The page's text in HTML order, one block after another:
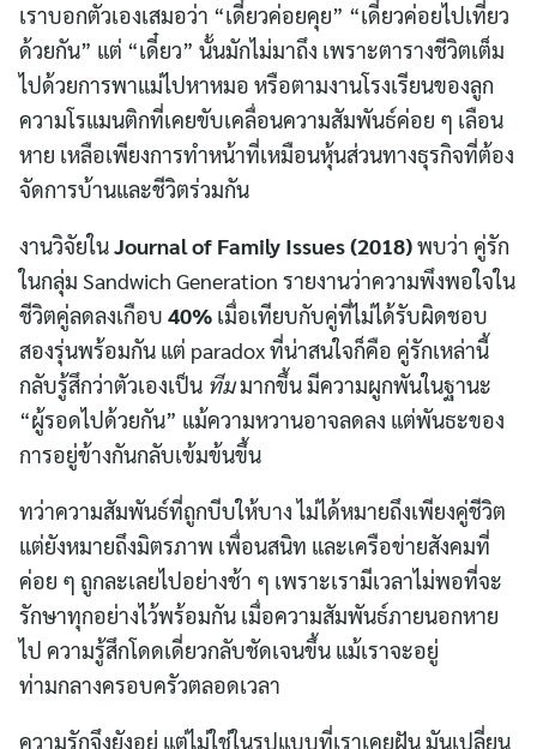
เราบอกตัวเองเสมอว่า “เดี๋ยวค่อยคุย” “เดี๋ยวค่อยไปเที่ยว
ด้วยกัน” แต่ “เดี๋ยว” นั้นมักไม่มาถึง เพราะตารางชีวิตเต็ม
ไปด้วยการพาแม่ไปหาหมอ หรือตามงานโรงเรียนของลูก
ความโรแมนติกที่เคยขับเคลื่อนความสัมพันธ์ค่อย ๆ เลือน
หาย เหลือเพียงการทำหน้าที่เหมือนหุ้นส่วนทางธุรกิจที่ต้อง
จัดการบ้านและชีวิตร่วมกัน
งานวิจัยในJournal of Family Issues (2018)พบว่า คู่รัก
ในกลุ่ม Sandwich Generation รายงานว่าความพึงพอใจใน
ชีวิตคู่ลดลงเกือบ 40% เมื่อเทียบกับคู่ที่ไม่ได้รับผิดชอบ
สองรุ่นพร้อมกัน แต่ paradox ที่น่าสนใจก็คือ คู่รักเหล่านี้
กลับรู้สึกว่าตัวเองเป็น ทีมมากขึ้น มีความผูกพันในฐานะ
“ผู้รอดไปด้วยกัน” แม้ความหวานอาจลดลง แต่พันธะของ
การอยู่ข้างกันกลับเข้มข้นขึ้น
ทว่าความสัมพันธ์ที่ถูกบีบให้บาง ไม่ได้หมายถึงเพียงคู่ชีวิต
แต่ยังหมายถึงมิตรภาพ เพื่อนสนิท และเครือข่ายสังคมที่
ค่อย ๆ ถูกละเลยไปอย่างช้า ๆ เพราะเรามีเวลาไม่พอที่จะ
รักษาทุกอย่างไว้พร้อมกัน เมื่อความสัมพันธ์ภายนอกหาย
ไป ความรู้สึกโดดเดี่ยวกลับชัดเจนขึ้น แม้เราจะอยู่
ท่ามกลางครอบครัวตลอดเวลา
ความรักจึงยังอยู่ แต่ไม่ใช่ในรูปแบบที่เราเคยฝัน มันเปลี่ยน